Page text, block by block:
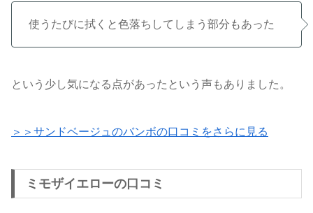
使うたびに拭くと色落ちしてしまう部分もあった
という少し気になる点があったという声もありました。
＞＞サンドベージュのバンボの口コミをさらに見る
ミモザイエローの口コミ